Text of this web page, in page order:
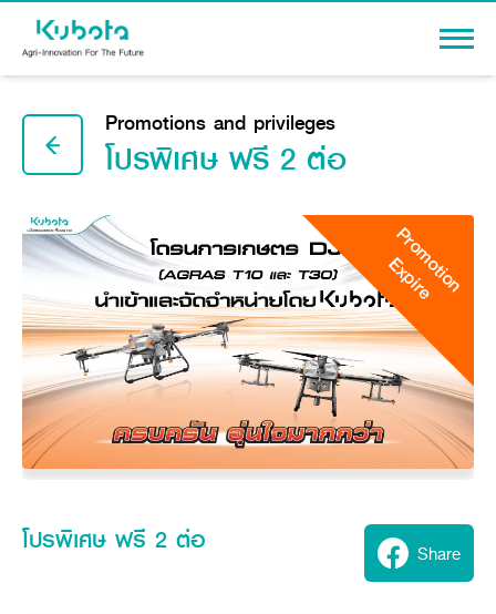
PRODUCTS
Agriculture
Tractor
Tractor implement
Combine Harvester
Rice Transplanter
Transplant Accessory
Diesel Engine
Other products
Construction
PROMOTION
Knowledge
Dealers
Machinery
Machinery
Seeding Center
Corporate
About Us
Vision & Mission
Career
New Update
Promotions and privileges
โปรพิเศษ ฟรี 2 ต่อ
Promotion
Expire
โปรพิเศษ ฟรี 2 ต่อ Share